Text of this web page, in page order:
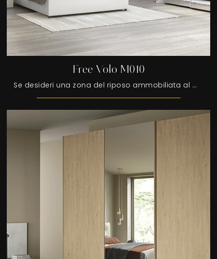
Free Volo M010
Se desideri una zona del riposo ammobiliata al meglio, scegli l'armadio Free Volo M010 con ante scorrevoli di Colombini Casa!